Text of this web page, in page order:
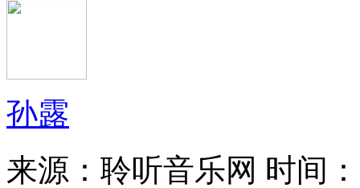
孙露
来源：聆听音乐网 时间